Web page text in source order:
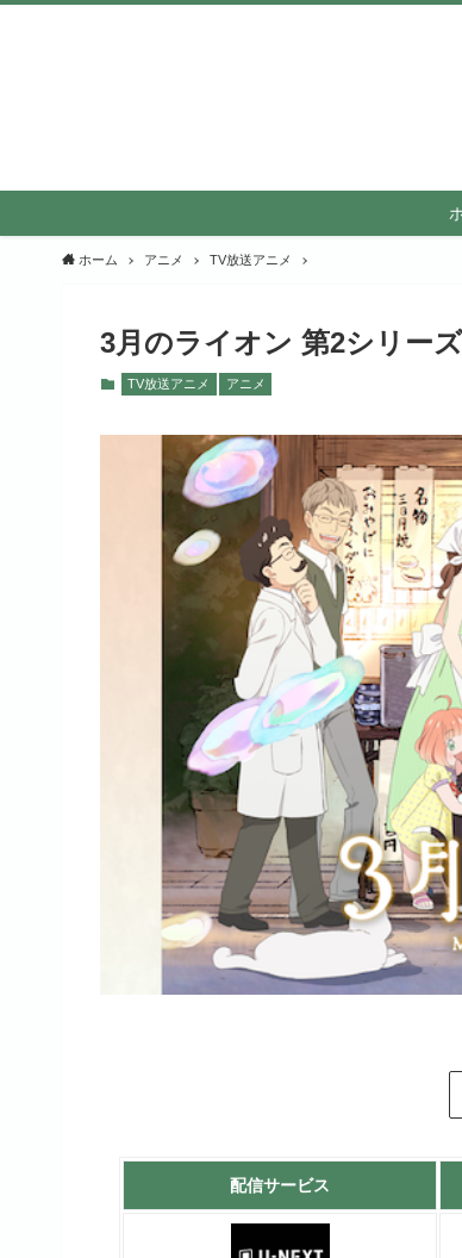
ホーム アニメ TV放送アニメ
3月のライオン 第2シリー
TV放送アニメ アニメ
配信サービス